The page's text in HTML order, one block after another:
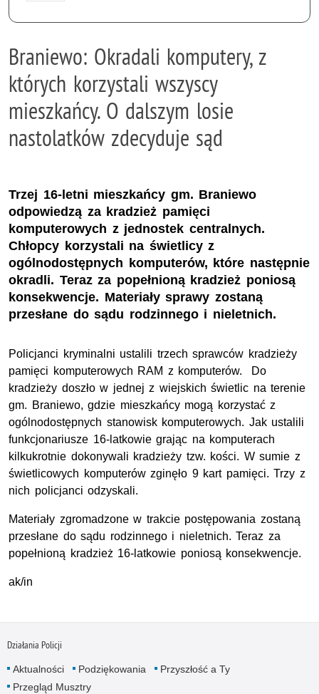
Braniewo: Okradali komputery, z
których korzystali wszyscy
mieszkańcy. O dalszym losie
nastolatków zdecyduje sąd
Trzej 16-letni mieszkańcy gm. Braniewo
odpowiedzą za kradzież pamięci
komputerowych z jednostek centralnych.
Chłopcy korzystali na świetlicy z
ogólnodostępnych komputerów, które następnie
okradli. Teraz za popełnioną kradzież poniosą
konsekwencje. Materiały sprawy zostaną
przesłane do sądu rodzinnego i nieletnich.
Policjanci kryminalni ustalili trzech sprawców kradzieży
pamięci komputerowych RAM z komputerów. Do
kradzieży doszło w jednej z wiejskich świetlic na terenie
gm. Braniewo, gdzie mieszkańcy mogą korzystać z
ogólnodostępnych stanowisk komputerowych. Jak ustalili
funkcjonariusze 16-latkowie grając na komputerach
kilkukrotnie dokonywali kradzieży tzw. kości. W sumie z
świetlicowych komputerów zginęło 9 kart pamięci. Trzy z
nich policjanci odzyskali.
Materiały zgromadzone w trakcie postępowania zostaną
przesłane do sądu rodzinnego i nieletnich. Teraz za
popełnioną kradzież 16-latkowie poniosą konsekwencje.
ak/in
Działania Policji
Aktualności Podziękowania
Przyszłość a Ty
Przegląd Musztry